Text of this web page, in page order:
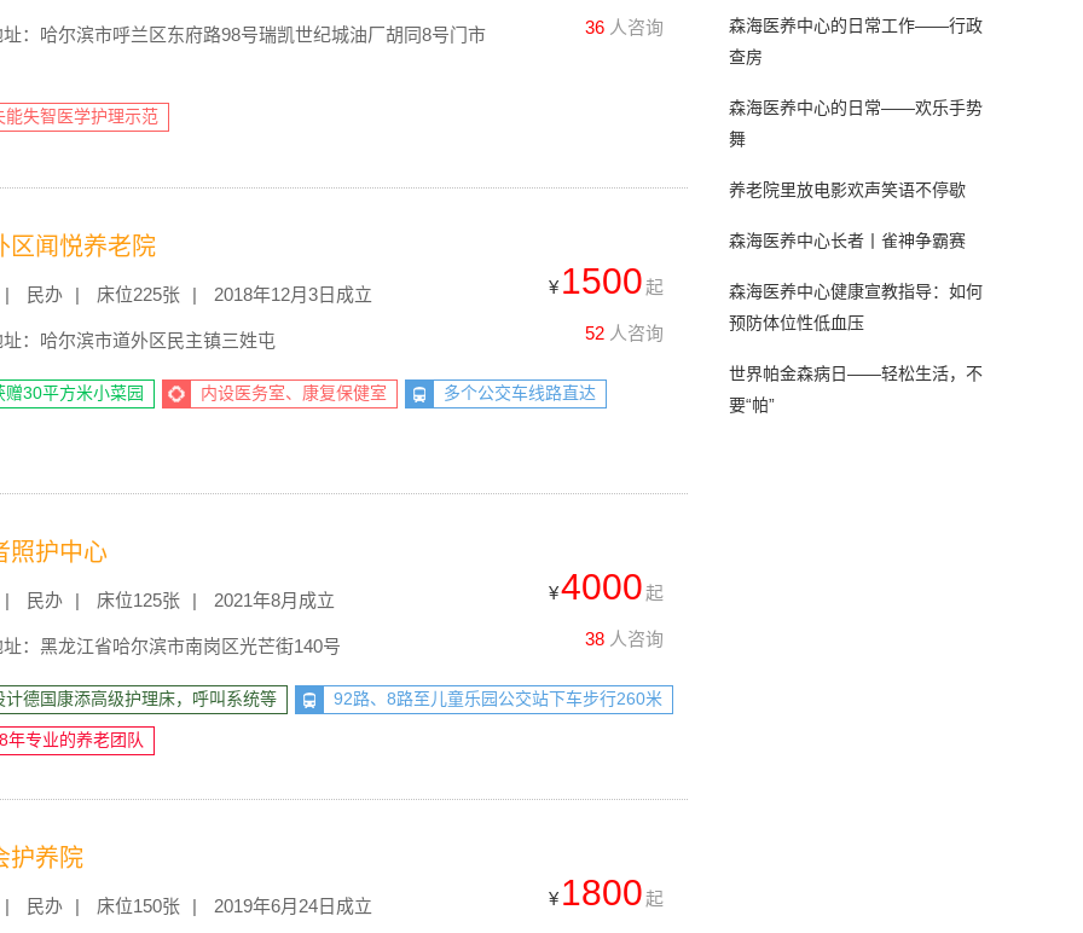
址：哈尔滨市呼兰区东府路98号瑞凯世纪城油厂胡同8号门市
能失智医学护理示范
36 人咨询
区闻悦养老院
民办 床位225张 2018年12月3日成立
址：哈尔滨市道外区民主镇三姓屯
赠30平方米小菜园 内设医务室、康复保健室 多个公交车线路直达
¥ 1500起
52 人咨询
照护中心
民办 床位125张 2021年8月成立
址：黑龙江省哈尔滨市南岗区光芒街140号
计德国康添高级护理床，呼叫系统等 92路、8路至儿童乐园公交站下车步行260米
年专业的养老团队
¥4000起
38 人咨询
护养院
民办 床位150张 2019年6月24日成立 ¥ 1800起
森海医养中心的日常工作——行政
查房
森海医养中心的日常——欢乐手势
舞
养老院里放电影欢声笑语不停歇
森海医养中心长者丨雀神争霸赛
森海医养中心健康宣教指导：如何
预防体位性低血压
世界帕金森病日——轻松生活，不
要“帕”